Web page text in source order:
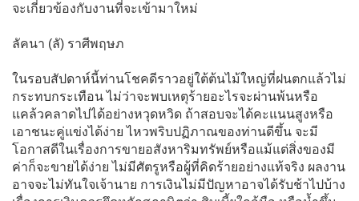
จะเกี่ยวข้องกับงานที่จะเข้ามาใหม่
ลัคนา (ลั) ราศีพฤษภ
ในรอบสัปดาห์นี้ท่านโชคดีราวอยู่ใต้ต้นไม้ใหญ่ที่ฝนตกแล้วไม่
กระทบกระเทือน ไม่ว่าจะพบเหตุร้ายอะไรจะผ่านพ้นหรือ
แคล้วคลาดไปได้อย่างหวุดหวิด ถ้าสอบจะได้คะแนนสูงหรือ
เอาชนะคู่แข่งได้ง่าย ไหวพริบปฏิภาณของท่านดีขึ้น จะมี
โอกาสดีในเรื่องการขายอสังหาริมทรัพย์หรือแม้แต่สิ่งของมี
ค่าก็จะขายได้ง่าย ไม่มีศัตรูหรือผู้ที่คิดร้ายอย่างแท้จริง ผลงาน
อาจจะไม่ทันใจเจ้านาย การเงินไม่มีปัญหาอาจได้รับช้าไปบ้าง